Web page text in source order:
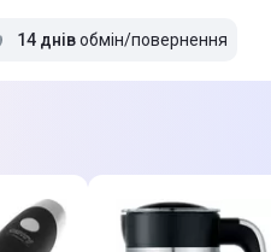
14 днівобмін/повернення